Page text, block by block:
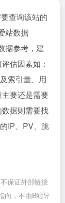
查询该站的
站数据
据参考，建
估因素如：
索引量、用
要还是需要
据则需要找
IP、PV、跳
保证外部链接
向，不由B站导